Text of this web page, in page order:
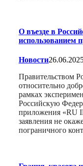
О въезде в
использованием
Новости
Правительством
относительно
рамках
Российскую
приложения «RU
заявления не
пограничного